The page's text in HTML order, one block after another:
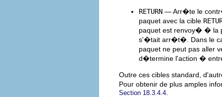
RETURN — Arr�te le
paquet avec la cible
paquet est renvoy� � la
s'�tait arr�t�. Dans le
paquet ne peut pas
d�termine l'action �
Outre ces cibles standard,
Pour obtenir de plus amples
Section 18.3.4.4